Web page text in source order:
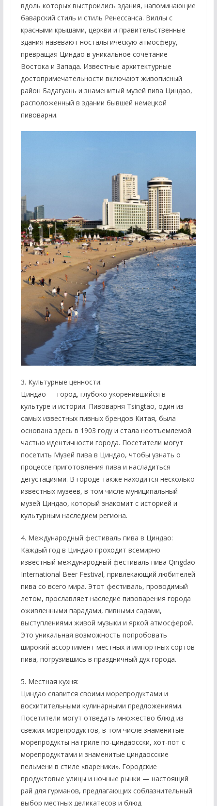
вдоль которых выстроились здания, напоминающие
баварский стиль и стиль Ренессанса. Виллы с
красными крышами, церкви и правительственные
здания навевают ностальгическую атмосферу,
превращая Циндао в уникальное сочетание
Востока и Запада. Известные архитектурные
достопримечательности включают живописный
район Бадагуань и знаменитый музей пива Циндао,
расположенный в здании бывшей немецкой
пивоварни.
3. Культурные ценности:
Циндао — город, глубоко укоренившийся в
культуре и истории. Пивоварня Tsingtao, один из
самых известных пивных брендов Китая, была
основана здесь в 1903 году и стала неотъемлемой
частью идентичности города. Посетители могут
посетить Музей пива в Циндао, чтобы узнать о
процессе приготовления пива и насладиться
дегустациями. В городе также находится несколько
известных музеев, в том числе муниципальный
музей Циндао, который знакомит с историей и
культурным наследием региона.
4. Международный фестиваль пива в Циндао:
Каждый год в Циндао проходит всемирно
известный международный фестиваль пива Qingdao
International Beer Festival, привлекающий любителей
пива со всего мира. Этот фестиваль, проводимый
летом, прославляет наследие пивоварения города
оживленными парадами, пивными садами,
выступлениями живой музыки и яркой атмосферой.
Это уникальная возможность попробовать
широкий ассортимент местных и импортных сортов
пива, погрузившись в праздничный дух города.
5. Местная кухня:
Циндао славится своими морепродуктами и
восхитительными кулинарными предложениями.
Посетители могут отведать множество блюд из
свежих морепродуктов, в том числе знаменитые
морепродукты на гриле по-циндаосски, хот-пот с
морепродуктами и знаменитые циндаосские
пельмени в стиле «вареники». Городские
продуктовые улицы и ночные рынки — настоящий
рай для гурманов, предлагающих соблазнительный
выбор местных деликатесов и блюд